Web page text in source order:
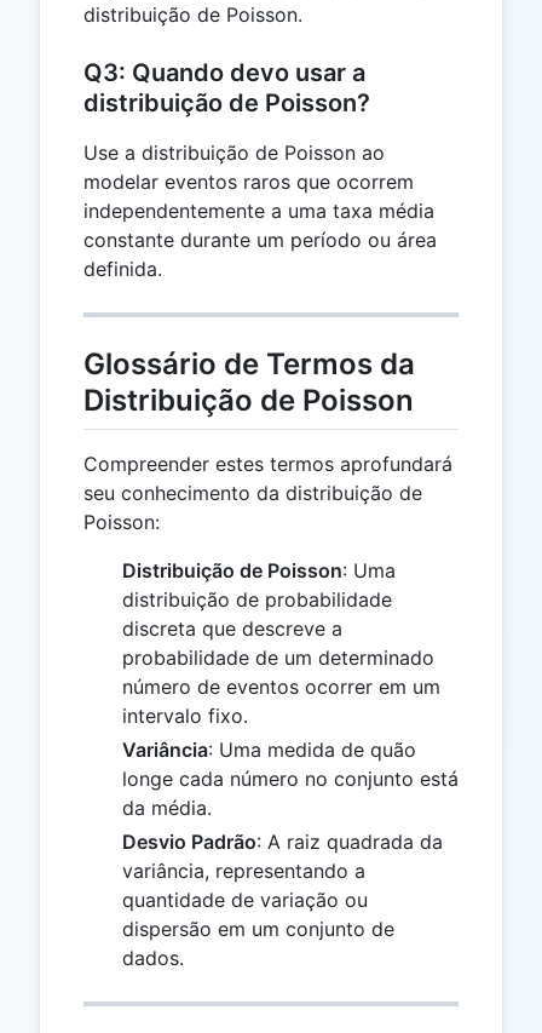
distribuição de Poisson.
Q3: Quando devo usar a
distribuição de Poisson?
Use a distribuição de Poisson ao
modelar eventos raros que ocorrem
independentemente a uma taxa média
constante durante um período ou área
definida.
Glossário de Termos da
Distribuição de Poisson
Compreender estes termos aprofundará
seu conhecimento da distribuição de
Poisson:
Distribuição de Poisson: Uma
distribuição de probabilidade
discreta que descreve a
probabilidade de um determinado
número de eventos ocorrer em um
intervalo fixo.
Variância: Uma medida de quão
longe cada número no conjunto está
da média.
Desvio Padrão: A raiz quadrada da
variância, representando a
quantidade de variação ou
dispersão em um conjunto de
dados.